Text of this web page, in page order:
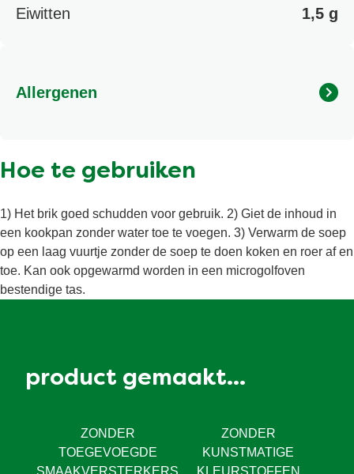
Eiwitten
1,5 g
Allergenen
Hoe te gebruiken
1) Het brik goed schudden voor gebruik. 2) Giet de inhoud in
een kookpan zonder water toe te voegen. 3) Verwarm de soep
op een laag vuurtje zonder de soep te doen koken en roer af en
toe. Kan ook opgewarmd worden in een microgolfoven
bestendige tas.
product gemaakt...
ZONDER
TOEGEVOEGDE
SMAAKVERSTERKERS
ZONDER
KUNSTMATIGE
KLEURSTOFFEN